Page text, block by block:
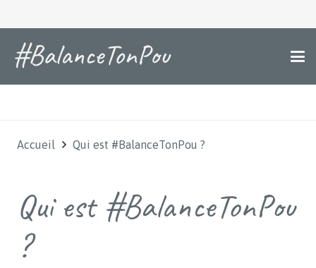
Accueil Qui est #BalanceTonPou ?
Qui est #BalanceTonPou
?